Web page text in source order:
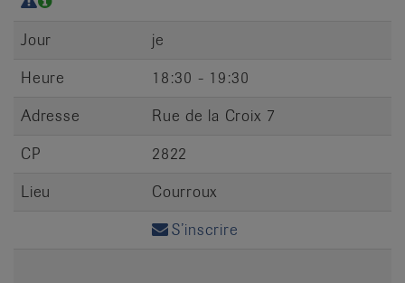
Jour
je
Heure
18:30 - 19:30
Adresse
Rue de la Croix 7
CP
2822
Lieu
Courroux
S’inscrire